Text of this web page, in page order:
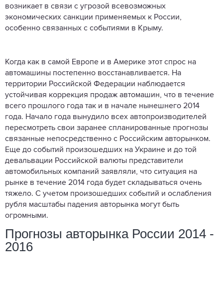
возникает в связи с угрозой всевозможных
экономических санкции применяемых к России,
особенно связанных с событиями в Крыму.
Когда как в самой Европе и в Америке этот спрос на
автомашины постепенно восстанавливается. На
территории Российской Федерации наблюдается
устойчивая коррекция продаж автомашин, что в течение
всего прошлого года так и в начале нынешнего 2014
года. Начало года вынудило всех автопроизводителей
пересмотреть свои заранее спланированные прогнозы
связанные непосредственно с Российским авторынком.
Еще до событий произошедших на Украине и до той
девальвации Российской валюты представители
автомобильных компаний заявляли, что ситуация на
рынке в течение 2014 года будет складываться очень
тяжело. С учетом произошедших событий и ослабления
рубля масштабы падения авторынка могут быть
огромными.
Прогнозы авторынка России 2014 -
2016